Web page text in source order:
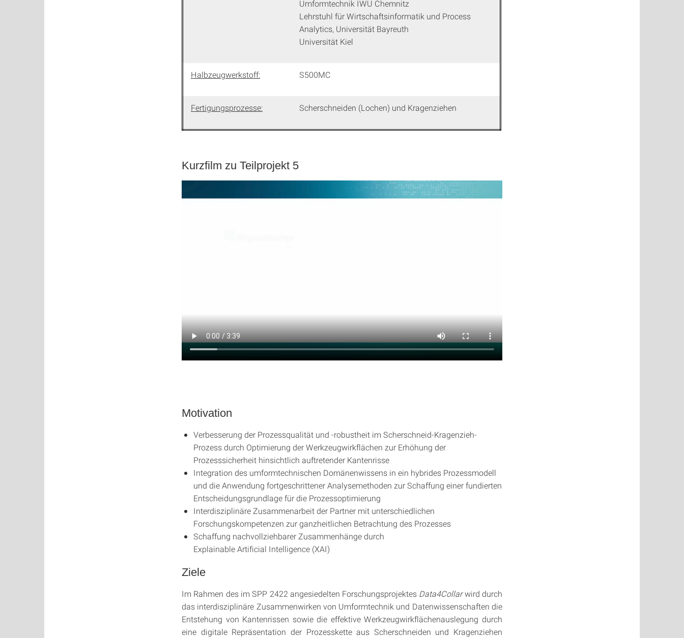
Umformtechnik IWU Chemnitz
Lehrstuhl für Wirtschaftsinformatik und Process
Analytics, Universität Bayreuth
Universität Kiel
Halbzeugwerkstoff: S500MC
Fertigungsprozesse: Scherschneiden (Lochen) und Kragenziehen
Kurzfilm zu Teilprojekt 5
Motivation
Verbesserung der Prozessqualität und -robustheit im Scherschneid-Kragenzieh-
Prozess durch Optimierung der Werkzeugwirkflächen zur Erhöhung der
Prozesssicherheit hinsichtlich auftretender Kantenrisse
Integration des umformtechnischen Domänenwissens in ein hybrides Prozessmodell
und die Anwendung fortgeschrittener Analysemethoden zur Schaffung einer fundierten
Entscheidungsgrundlage für die Prozessoptimierung
Interdisziplinäre Zusammenarbeit der Partner mit unterschiedlichen
Forschungskompetenzen zur ganzheitlichen Betrachtung des Prozesses
Schaffung nachvollziehbarer Zusammenhänge durch
Explainable Artificial Intelligence (XAI)
Ziele
Im Rahmen des im SPP 2422 angesiedelten Forschungsprojektes Data4Collarwird durch
das interdisziplinäre Zusammenwirken von Umformtechnik und Datenwissenschaften die
Entstehung von Kantenrissen sowie die effektive Werkzeugwirkflächenauslegung durch
eine digitale Repräsentation der Prozesskette aus Scherschneiden und Kragenziehen